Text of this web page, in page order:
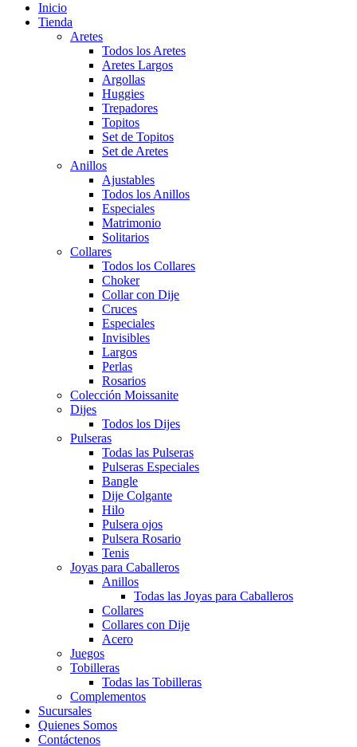
Inicio
Tienda
Aretes
Todos los Aretes
Aretes Largos
Argollas
Huggies
Trepadores
Topitos
Set de Topitos
Set de Aretes
Anillos
Ajustables
Todos los Anillos
Especiales
Matrimonio
Solitarios
Collares
Todos los Collares
Choker
Collar con Dije
Cruces
Especiales
Invisibles
Largos
Perlas
Rosarios
Colección Moissanite
Dijes
Todos los Dijes
Pulseras
Todas las Pulseras
Pulseras Especiales
Bangle
Dije Colgante
Hilo
Pulsera ojos
Pulsera Rosario
Tenis
Joyas para Caballeros
Anillos
Todas las Joyas para Caballeros
Collares
Collares con Dije
Acero
Juegos
Tobilleras
Todas las Tobilleras
Complementos
Sucursales
Quienes Somos
Contáctenos